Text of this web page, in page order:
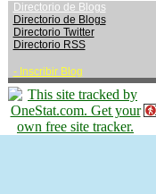
Directorio de Blogs
Directorio de Blogs
Directorio Twitter
Directorio RSS
- Inscribir Blog